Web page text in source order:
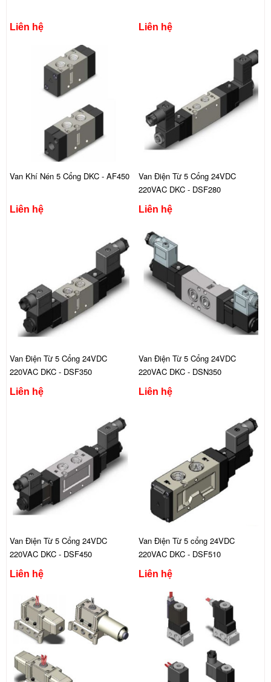
Liên hệ Liên hệ
Van Khí Nén 5 Cổng DKC - AF450
Liên hệ
Van Điện Từ 5 Cổng 24VDC
220VAC DKC - DSF280
Liên hệ
Van Điện Từ 5 Cổng 24VDC
220VAC DKC - DSF350
Liên hệ
Van Điện Từ 5 Cổng 24VDC
220VAC DKC - DSN350
Liên hệ
Van Điện Từ 5 Cổng 24VDC
220VAC DKC - DSF450
Liên hệ
Van Điện Từ 5 cổng 24VDC
220VAC DKC - DSF510
Liên hệ